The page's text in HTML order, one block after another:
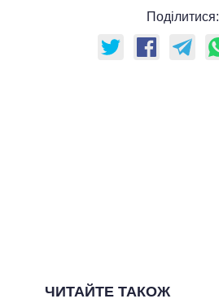
Поділитися:
ЧИТАЙТЕ ТАКОЖ